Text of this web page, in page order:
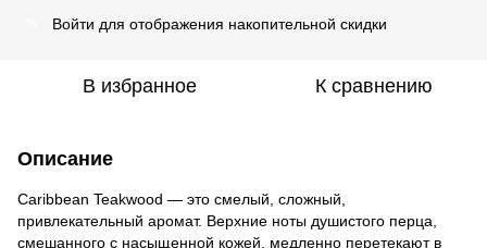
Войти для отображения накопительной скидки
В избранное К сравнению
Описание
Caribbean Teakwood — это смелый, сложный,
привлекательный аромат. Верхние ноты душистого перца,
смешанного с насыщенной кожей, медленно перетекают в